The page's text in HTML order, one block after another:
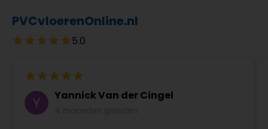
PVCvloerenOnline.nl
5.0
Yannick Van der Cingel